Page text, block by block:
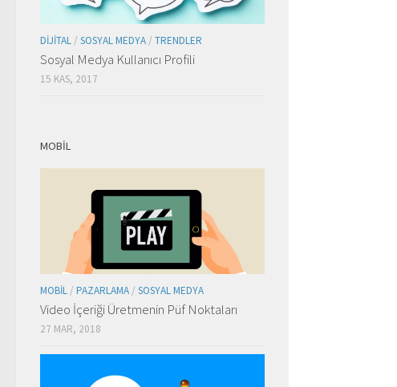
DIJITAL / SOSYAL MEDYA / TRENDLER
Sosyal Medya Kullanıcı Profili
15 KAS, 2017
MOBIL
MOBIL / PAZARLAMA / SOSYAL MEDYA
Video İçeriği Üretmenin Püf Noktaları
27 MAR, 2018